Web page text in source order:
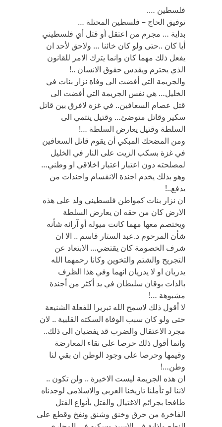
فلسطين ….
توفيق الحاج – فلسطين المحتلة …
بداية … مجرم من اعتقل أو قتل أي فلسطيني
أيا كان ..حتى ولو كان خائنا … ولاحق لأحد ان
يفعل ذلك مهما كان وانما يترك الامر للقانون
الذي يحترم ويقدس حقوق الانسان ..!
والجريمة التي أفضت الى وفاة نزار بنات في
الخليل… هي نفس الجريمة التي أفضت الى
قتل عصام السعافين.. في غزة لافرق بين قاتل
سكير وقاتل متوضئ… وقتيل ينتمي الى
السلطة وقتيل يعارض السلطة …!
ومن المضحك المبكي أن يقوم قاتل السعافين
في غزة بسكب الزيت على النار في الخليل
لمصلحته دون اعتبار اعتبار اخلاقي او وطني…
وهو بذلك يخدم اجندة الانقسام واجندات من
يدفع..!
ان نزار بنات كمواطن فلسطيني ولد على هذه
الارض كان من حقه ان يعارض السلطة
ويختصم معها مهما كانت ميوله أو آرائه شأنه
شأن المرحوم د.عبد الستار قاسم .. الا ان
شرف الخصومة كان يقتضي… الابتعاد عن
التجريح والشتم والتخوين وكانا رحمهما الله
يدريان او لا يدريان انهما وفي هذا الظرف
بالذات بوقان سليطان في يد أكثر من أجندة
مشبوهة …!
لا أقول ذلك لاسمح الله تبريرا للفعلة الشنيعة
حتى ولو كان سبب الوفاة السكته القلبية .. لان
مجرد الاعتقال والضرب قد يفضيان الى ذلك..
وانما أقول ذلك حرصا على نقاء المعارضة
وقيمها وحرصا على وجود الوطن ان بقي لنا
وطن…!
ان هذه الجريمة ليست الاخيرة .. ولن تكون ..
لاننا لو تأملنا تاريخنا العربي والاسلامي لوجدناه
طافحا بجرائم الاغتيال والقتل بأنواع القتل
الفاخرة من حرق وخنق وشنق ونفخ وقطع على